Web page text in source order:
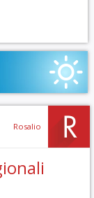
Rosalio